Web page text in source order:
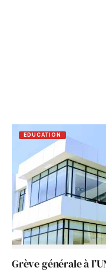
EDUCATION
Grève générale à